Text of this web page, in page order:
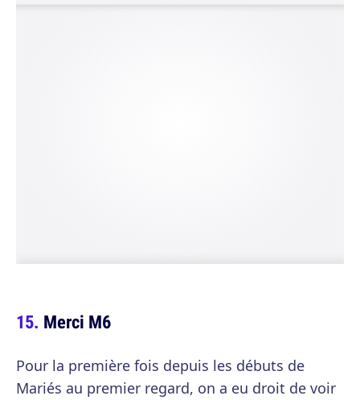
Merci M6
Pour la première fois depuis les débuts de
Mariés au premier regard, on a eu droit de voir